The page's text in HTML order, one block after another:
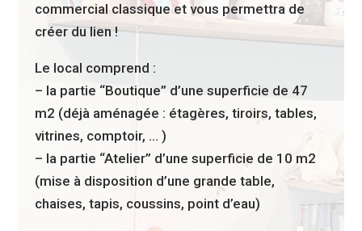
commercial classique et vous permettra de
créer du lien !
Le local comprend :
– la partie “Boutique” d’une superficie de 47
m2 (déjà aménagée : étagères, tiroirs, tables,
vitrines, comptoir, … )
– la partie “Atelier” d’une superficie de 10 m2
(mise à disposition d’une grande table,
chaises, tapis, coussins, point d’eau)